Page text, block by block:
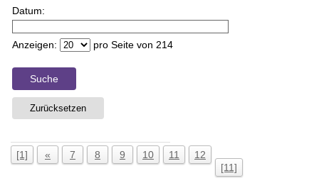
Datum:
Anzeigen: pro Seite von 214
Suche
Zurücksetzen
[1] « 7 8 9 10 11
12
[11]